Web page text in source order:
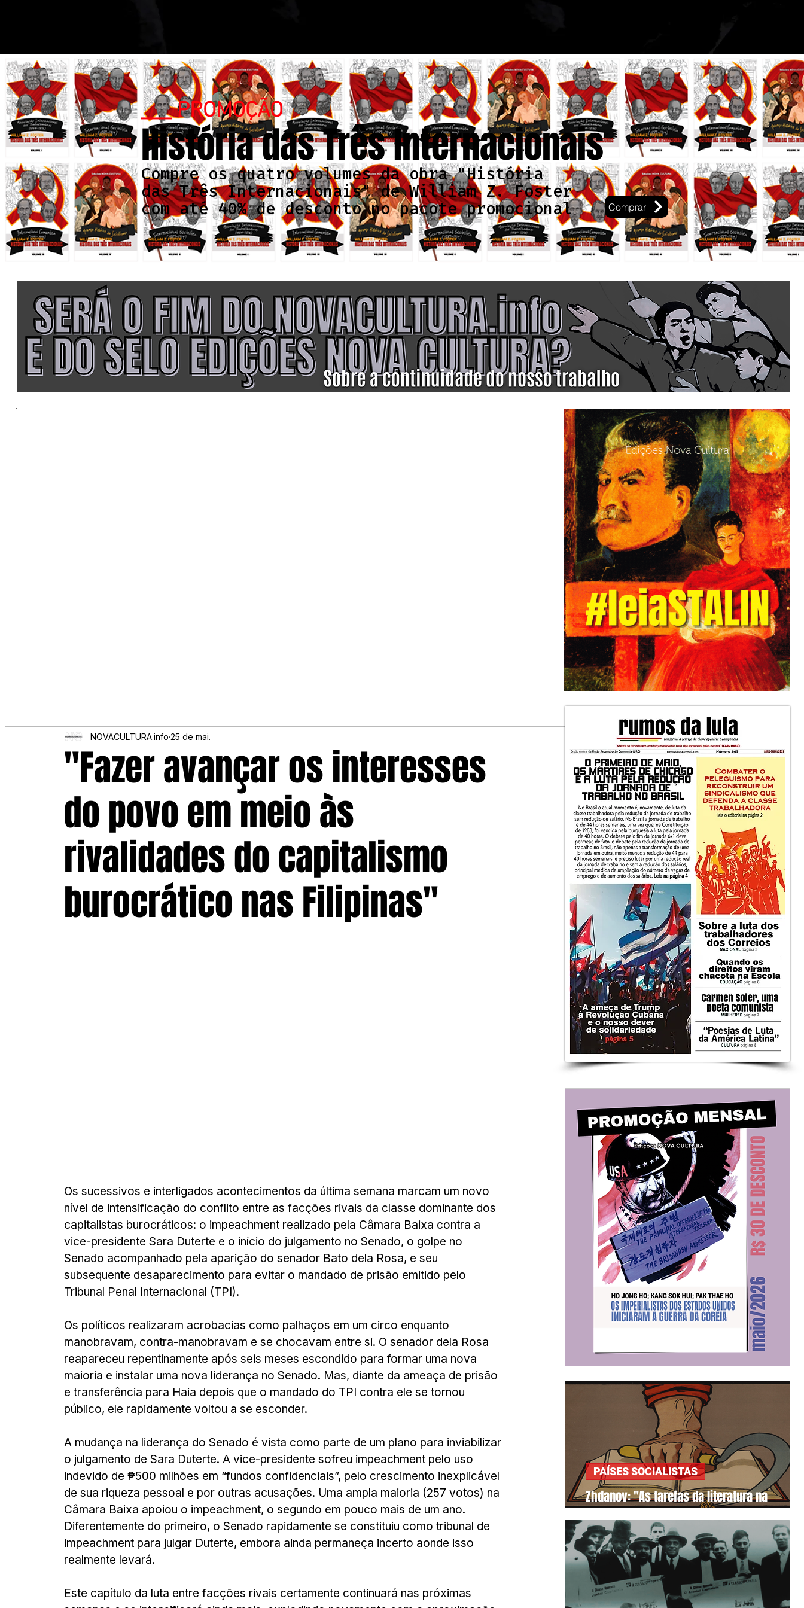
Compre os quatro volumes da obra "História
das Três Internacionais" de William Z. Foster
com até 40% de desconto no pacote promocional
___ PROMOÇÃO
História das Três Internacionais
Comprar
"Fazer avançar os interesses
do povo em meio às
rivalidades do capitalismo
burocrático nas Filipinas"
NOVACULTURA.info 25 de mai.
Os sucessivos e interligados acontecimentos da última semana marcam um novo
nível de intensificação do conflito entre as facções rivais da classe dominante dos
capitalistas burocráticos: o impeachment realizado pela Câmara Baixa contra a
vice-presidente Sara Duterte e o início do julgamento no Senado, o golpe no
Senado acompanhado pela aparição do senador Bato dela Rosa, e seu
subsequente desaparecimento para evitar o mandado de prisão emitido pelo
Tribunal Penal Internacional (TPI).
Os políticos realizaram acrobacias como palhaços em um circo enquanto
manobravam, contra-manobravam e se chocavam entre si. O senador dela Rosa
reapareceu repentinamente após seis meses escondido para formar uma nova
maioria e instalar uma nova liderança no Senado. Mas, diante da ameaça de prisão
e transferência para Haia depois que o mandado do TPI contra ele se tornou
público, ele rapidamente voltou a se esconder.
A mudança na liderança do Senado é vista como parte de um plano para inviabilizar
o julgamento de Sara Duterte. A vice-presidente sofreu impeachment pelo uso
indevido de ₱500 milhões em “fundos confidenciais”, pelo crescimento inexplicável
de sua riqueza pessoal e por outras acusações. Uma ampla maioria (257 votos) na
Câmara Baixa apoiou o impeachment, o segundo em pouco mais de um ano.
Diferentemente do primeiro, o Senado rapidamente se constituiu como tribunal de
impeachment para julgar Duterte, embora ainda permaneça incerto aonde isso
realmente levará.
Este capítulo da luta entre facções rivais certamente continuará nas próximas
Zhdanov: "As tarefas da literatura na
PAÍSES SOCIALISTAS